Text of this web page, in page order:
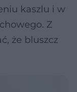
kaszlu i w
Z
że bluszcz